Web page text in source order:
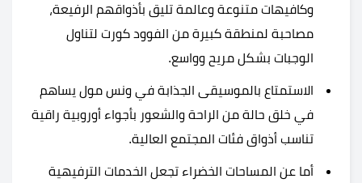
وكافيهات متنوعة وعالمة تليق بأذواقهم الرفيعة،
مصاحبة لمنطقة كبيرة من الفوود كورت لتناول
الوجبات بشكل مريح وواسع.
الاستمتاع بالموسيقى الجذابة في ونس مول يساهم
في خلق حالة من الراحة والشعور بأجواء أوروبية راقية
تناسب أذواق فئات المجتمع العالية.
أما عن المساحات الخضراء تجعل الخدمات الترفيهية